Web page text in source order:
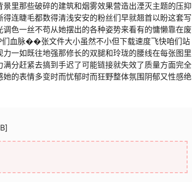
里那些破碎的建筑和烟雾效果营造出湮灭主题的压抑
连睫毛都数得清浅安安的粉丝们早就翘首以盼这套写
色一丝不苟从她摆出的各种姿势来看有的慵懒靠在废
血脉��张文件大小虽然不小但下载速度飞快咱们站
一如既往地强那修长的双腿和玲珑的腰线在每张图里
分赶紧去搞到手迟了可能链接就失效了质量方面完全
的表情多变时而忧郁时而狂野整体氛围阴郁又性感绝